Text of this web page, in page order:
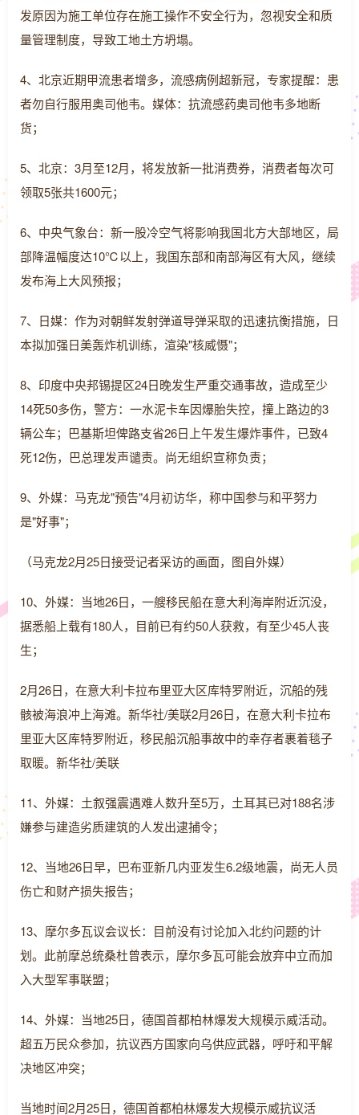
发原因为施工单位存在施工操作不安全行为，忽视安全和质
量管理制度，导致工地土方坍塌。
4、北京近期甲流患者增多，流感病例超新冠，专家提醒：患
者勿自行服用奥司他韦。媒体：抗流感药奥司他韦多地断
货；
5、北京：3月至12月，将发放新一批消费券，消费者每次可
领取5张共1600元；
6、中央气象台：新一股冷空气将影响我国北方大部地区，局
部降温幅度达10℃以上，我国东部和南部海区有大风，继续
发布海上大风预报；
7、日媒：作为对朝鲜发射弹道导弹采取的迅速抗衡措施，日
本拟加强日美轰炸机训练，渲染"核威慑"；
8、印度中央邦锡提区24日晚发生严重交通事故，造成至少
14死50多伤，警方：一水泥卡车因爆胎失控，撞上路边的3
辆公车；巴基斯坦俾路支省26日上午发生爆炸事件，已致4
死12伤，巴总理发声谴责。尚无组织宣称负责；
9、外媒：马克龙"预告"4月初访华，称中国参与和平努力
是"好事"；
（马克龙2月25日接受记者采访的画面，图自外媒）
10、外媒：当地26日，一艘移民船在意大利海岸附近沉没，
据悉船上载有180人，目前已有约50人获救，有至少45人丧
生；
2月26日，在意大利卡拉布里亚大区库特罗附近，沉船的残
骸被海浪冲上海滩。新华社/美联2月26日，在意大利卡拉布
里亚大区库特罗附近，移民船沉船事故中的幸存者裹着毯子
取暖。新华社/美联
11、外媒：土叙强震遇难人数升至5万，土耳其已对188名涉
嫌参与建造劣质建筑的人发出逮捕令；
12、当地26日早，巴布亚新几内亚发生6.2级地震，尚无人员
伤亡和财产损失报告；
13、摩尔多瓦议会议长：目前没有讨论加入北约问题的计
划。此前摩总统桑杜曾表示，摩尔多瓦可能会放弃中立而加
入大型军事联盟；
14、外媒：当地25日，德国首都柏林爆发大规模示威活动。
超五万民众参加，抗议西方国家向乌供应武器，呼吁和平解
决地区冲突；
当地时间2月25日，德国首都柏林爆发大规模示威抗议活